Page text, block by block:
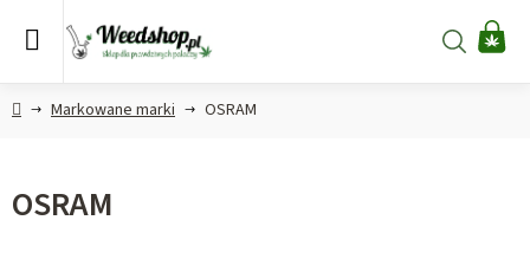
Szukaj
HomeMarkowane marki OSRAM
OSRAM